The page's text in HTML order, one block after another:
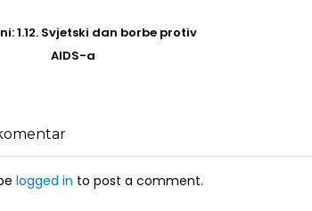
Prethodni
1.12. Svjetski dan borbe protiv
AIDS-a
logged in to post a comment.